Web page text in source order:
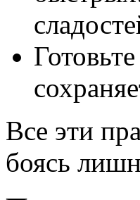
Все эти
боясь